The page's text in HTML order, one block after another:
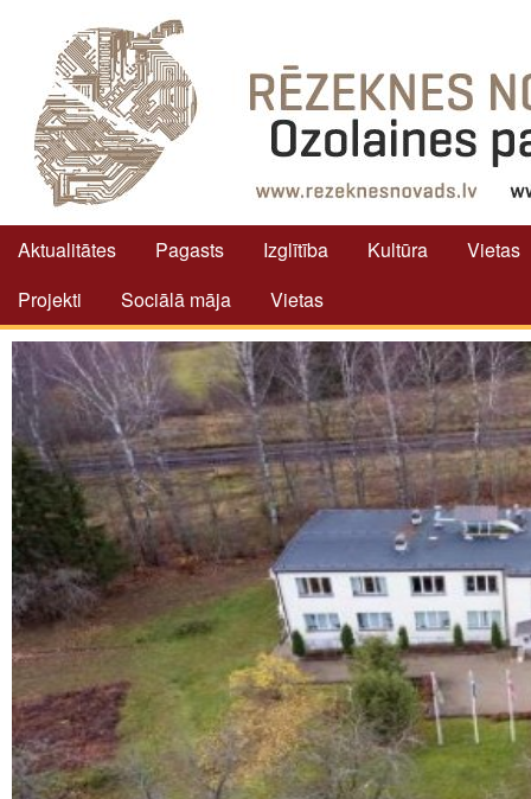
Aktualitātes Pagasts Izglītība Kultūra
Vietas
Projekti
Sociālā māja Vietas